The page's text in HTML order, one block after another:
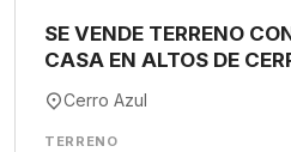
SE VENDE TERRENO
CASA EN ALTOS DE
Cerro Azul
TERRENO